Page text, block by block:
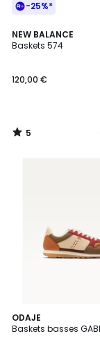
-25%*
NEW BALANCE
Baskets 574
120,00 €
5
/
3
Couleurs
5
/
ODAJE
Baskets basses